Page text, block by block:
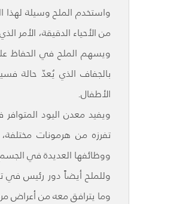
واستخدم الملح وسيلة لهذا
من الأحياء الدقيقة،
ويسهم الملح في الحفاظ
بالجفاف الذي يُعدّ حالة
الأطفال.
تفرزه من هرمونات
ووظائفها العديدة في
وللملح أيضاً دور رئيس في
وما يترافق معه من أعراض